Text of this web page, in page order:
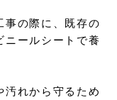
事の際に、既存の
ニールシートで養
汚れから守るため